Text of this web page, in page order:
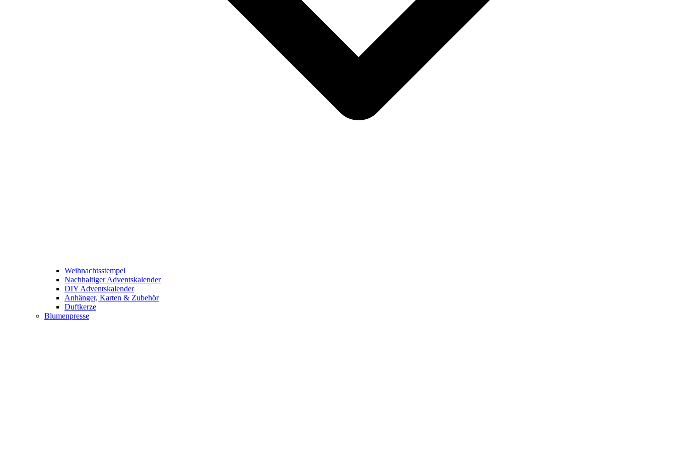
Weihnachtsstempel
Nachhaltiger Adventskalender
DIY Adventskalender
Anhänger, Karten & Zubehör
Duftkerze
Blumenpresse